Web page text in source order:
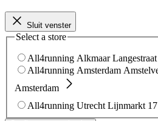
Sluit venster
Select a store
All4running Alkmaar
All4running Amsterdam
Amsterdam
All4running Utrecht Lijnmarkt 17